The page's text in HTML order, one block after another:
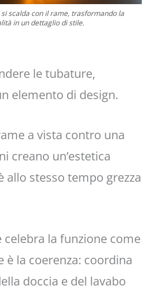
si scalda con il rame, trasformando la
in un dettaglio di stile.
le tubature,
elemento di design.
a vista contro una
creano un’estetica
allo stesso tempo grezza
celebra la funzione come
è la coerenza: coordina
doccia e del lavabo